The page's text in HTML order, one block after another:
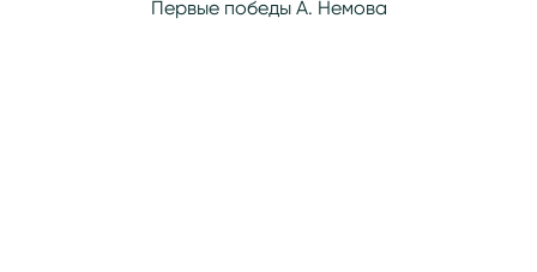
Первые победы А. Немова